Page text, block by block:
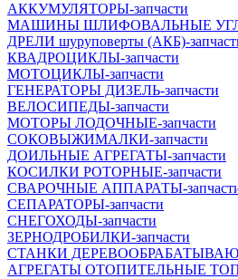
АККУМУЛЯТОРЫ-запчасти
МАШИНЫ ШЛИФОВАЛЬНЫЕ
ДРЕЛИ шуруповерты (АКБ)-
КВАДРОЦИКЛЫ-запчасти
МОТОЦИКЛЫ-запчасти
ГЕНЕРАТОРЫ ДИЗЕЛЬ-запчасти
ВЕЛОСИПЕДЫ-запчасти
МОТОРЫ ЛОДОЧНЫЕ-запчасти
СОКОВЫЖИМАЛКИ-запчасти
ДОИЛЬНЫЕ АГРЕГАТЫ-запчасти
КОСИЛКИ РОТОРНЫЕ-запчасти
СВАРОЧНЫЕ АППАРАТЫ-
СЕПАРАТОРЫ-запчасти
СНЕГОХОДЫ-запчасти
ЗЕРНОДРОБИЛКИ-запчасти
СТАНКИ
АГРЕГАТЫ ОТОПИТЕЛЬНЫЕ